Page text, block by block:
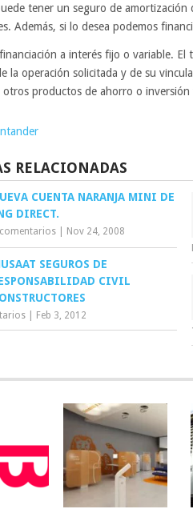
tener un seguro de
Además, si lo desea podemos
a interés fijo o variable.
la operación solicitada y de su
productos de ahorro o inversión
RELACIONADAS
CUENTA NARANJA MINI DE
DIRECT.
Nov 24, 2008
SEGUROS DE
CIVIL
Feb 3, 2012